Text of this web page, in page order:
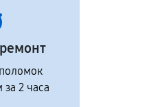
2 часа